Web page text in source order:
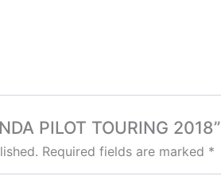
PILOT TOURING 2018”
Required fields are marked *